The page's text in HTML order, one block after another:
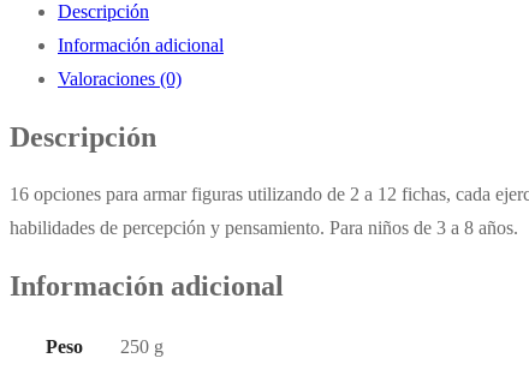
Descripción
Información adicional
Valoraciones (0)
Descripción
16 opciones para armar figuras utilizando de 2 a 12 fichas, cada
habilidades de percepción y pensamiento. Para niños de 3 a 8 años.
Información adicional
Peso
250 g